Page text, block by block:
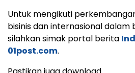
Untuk mengikuti
bisinis dan internasional dalam
silahkan simak portal berita
01post.com.